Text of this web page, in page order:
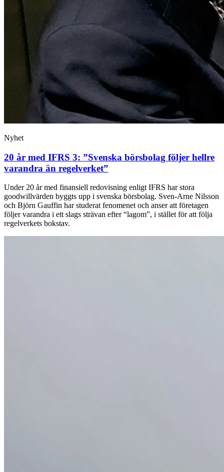
Nyhet
20 år med IFRS 3: ”Svenska börsbolag följer hellre
varandra än regelverket”
Under 20 år med finansiell redovisning enligt IFRS har stora
goodwillvärden byggts upp i svenska börsbolag. Sven-Arne Nilsson
och Björn Gauffin har studerat fenomenet och anser att företagen
följer varandra i ett slags strävan efter “lagom”, i stället för att följa
regelverkets bokstav.